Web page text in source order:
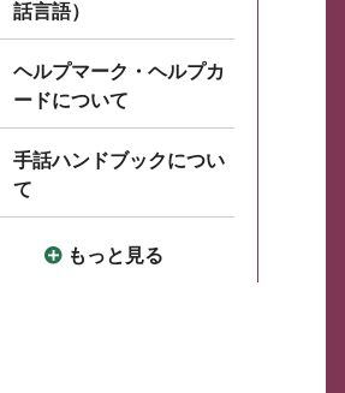
話言語）
ヘルプマーク・ヘルプカ
ードについて
手話ハンドブックについ
て
もっと見る